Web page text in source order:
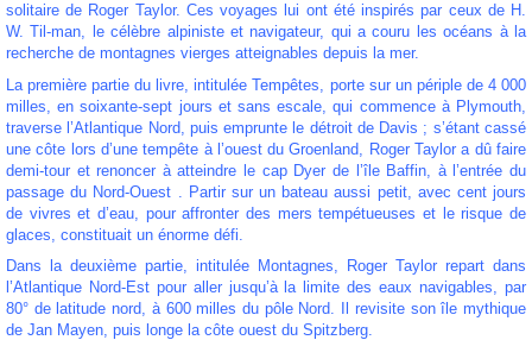
solitaire de Roger Taylor. Ces voyages lui ont été inspirés par ceux de H.
W. Til-man, le célèbre alpiniste et navigateur, qui a couru les océans à la
recherche de montagnes vierges atteignables depuis la mer.
La première partie du livre, intitulée Tempêtes, porte sur un périple de 4 000
milles, en soixante-sept jours et sans escale, qui commence à Plymouth,
traverse l’Atlantique Nord, puis emprunte le détroit de Davis ; s’étant cassé
une côte lors d’une tempête à l’ouest du Groenland, Roger Taylor a dû faire
demi-tour et renoncer à atteindre le cap Dyer de l’île Baffin, à l’entrée du
passage du Nord-Ouest . Partir sur un bateau aussi petit, avec cent jours
de vivres et d’eau, pour affronter des mers tempétueuses et le risque de
glaces, constituait un énorme défi.
Dans la deuxième partie, intitulée Montagnes, Roger Taylor repart dans
l’Atlantique Nord-Est pour aller jusqu’à la limite des eaux navigables, par
80° de latitude nord, à 600 milles du pôle Nord. Il revisite son île mythique
de Jan Mayen, puis longe la côte ouest du Spitzberg.